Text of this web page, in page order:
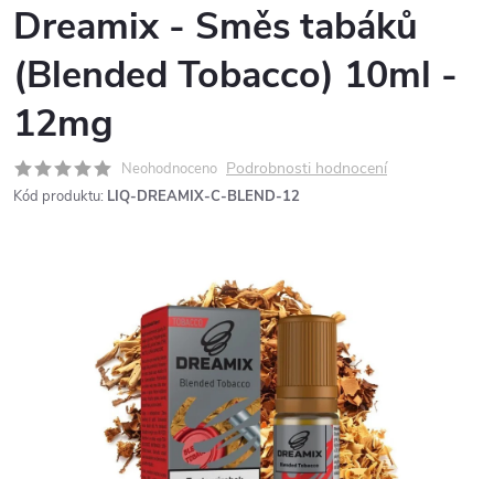
Dreamix - Směs tabáků
(Blended Tobacco) 10ml -
12mg
Neohodnoceno Podrobnosti hodnocení
Kód produktu: LIQ-DREAMIX-C-BLEND-12